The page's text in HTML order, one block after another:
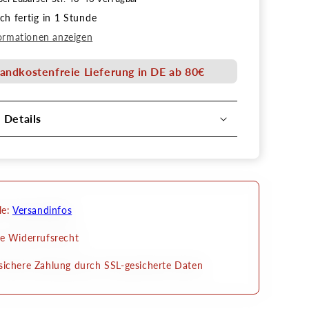
Schablone
Schmetterlinge
Color
Art
fertig in 1 Stunde
anzeigen
Lieferung in DE ab 80€
Versandinfos
Widerrufsrecht
Zahlung durch SSL-gesicherte Daten